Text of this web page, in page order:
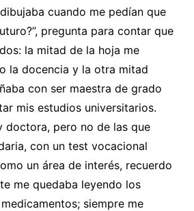
cuando me pedían que
pregunta para contar que
la mitad de la hoja me
la docencia y la otra mitad
con ser maestra de grado
mis estudios universitarios.
doctora, pero no de las que
con un test vocacional
un área de interés, recuerdo
me quedaba leyendo los
siempre me